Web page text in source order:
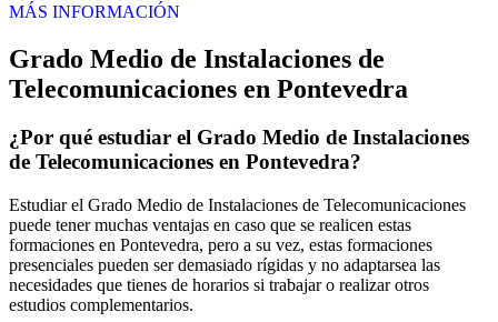
MÁS INFORMACIÓN
Grado Medio de Instalaciones de
Telecomunicaciones en Pontevedra
¿Por qué estudiar el Grado Medio de Instalaciones
de Telecomunicaciones en Pontevedra?
Estudiar el Grado Medio de Instalaciones de Telecomunicaciones
puede tener muchas ventajas en caso que se realicen estas
formaciones en Pontevedra, pero a su vez, estas formaciones
presenciales pueden ser demasiado rígidas y no adaptarsea las
necesidades que tienes de horarios si trabajar o realizar otros
estudios complementarios.